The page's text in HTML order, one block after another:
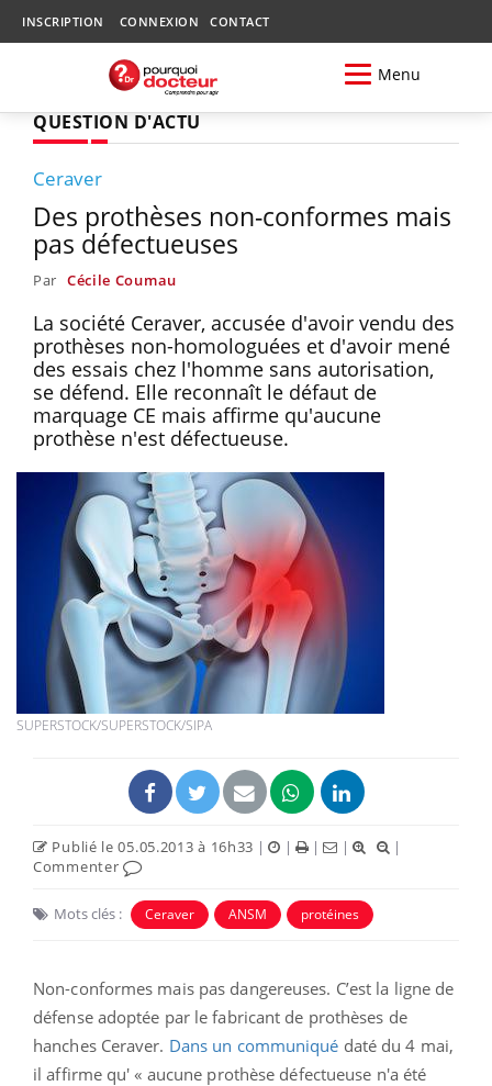
INSCRIPTION CONNEXION CONTACT
Menu
QUESTION D'ACTU
Ceraver
Des prothèses non-conformes mais
pas défectueuses
Par Cécile Coumau
La société Ceraver, accusée d'avoir vendu des
prothèses non-homologuées et d'avoir mené
des essais chez l'homme sans autorisation,
se défend. Elle reconnaît le défaut de
marquage CE mais affirme qu'aucune
prothèse n'est défectueuse.
SUPERSTOCK/SUPERSTOCK/SIPA
Publié le 05.05.2013 à 16h33 | | | |
|
Commenter
Mots clés : Ceraver ANSM protéines
Non-conformes mais pas dangereuses. C’est la ligne de
défense adoptée par le fabricant de prothèses de
hanches Ceraver. Dans un communiqué daté du 4 mai,
il affirme qu' « aucune prothèse défectueuse n'a été